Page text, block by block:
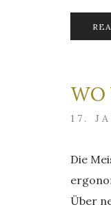
WO
17.
Die
Über